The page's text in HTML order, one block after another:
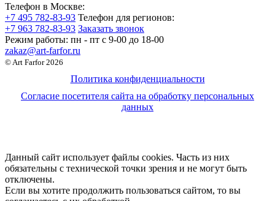
Телефон в Москве:
+7 495 782-83-93 Телефон для регионов:
+7 963 782-83-93 Заказать звонок
Режим работы: пн - пт c 9-00 до 18-00
zakaz@art-farfor.ru
© Art Farfor 2026
Политика конфиденциальности
Согласие посетителя сайта на обработку персональных
данных
Данный сайт использует файлы cookies. Часть из них
обязательны с технической точки зрения и не могут быть
отключены.
Если вы хотите продолжить пользоваться сайтом, то вы